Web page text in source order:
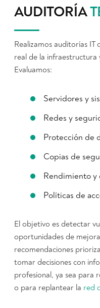
AUDITORÍA
Realizamos auditorías IT
real de la infraestructura
Evaluamos:
Servidores y
Redes y
Protección de
Copias de
Rendimiento y
Políticas de
El objetivo es detectar
oportunidades de
recomendaciones
tomar decisiones con
profesional, ya sea para
o para replantear la red